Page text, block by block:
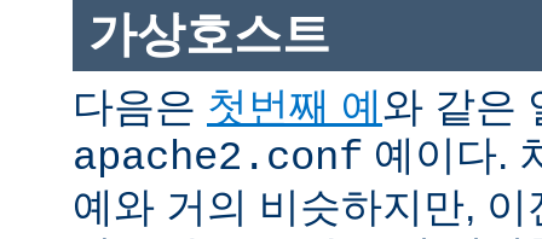
가상호스트
다음은 첫번째 예 와 같은
apache2.conf 예이다.
예와 거의 비슷하지만,